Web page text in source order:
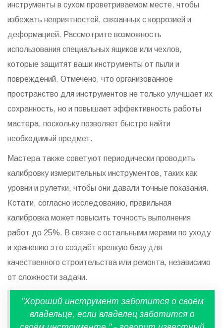
инструменты в сухом проветриваемом месте, чтобы
избежать неприятностей, связанных с коррозией и
деформацией. Рассмотрите возможность
использования специальных ящиков или чехлов,
которые защитят ваши инструменты от пыли и
повреждений. Отмечено, что организованное
пространство для инструментов не только улучшает их
сохранность, но и повышает эффективность работы
мастера, поскольку позволяет быстро найти
необходимый предмет.
Мастера также советуют периодически проводить
калибровку измерительных инструментов, таких как
уровни и рулетки, чтобы они давали точные показания.
Кстати, согласно исследованию, правильная
калибровка может повысить точность выполнения
работ до 25%. В связке с остальными мерами по уходу
и хранению это создаёт крепкую базу для
качественного строительства или ремонта, независимо
от сложности задачи.
"Хороший инструмент заботится о своём
владельце, если владелец заботится о